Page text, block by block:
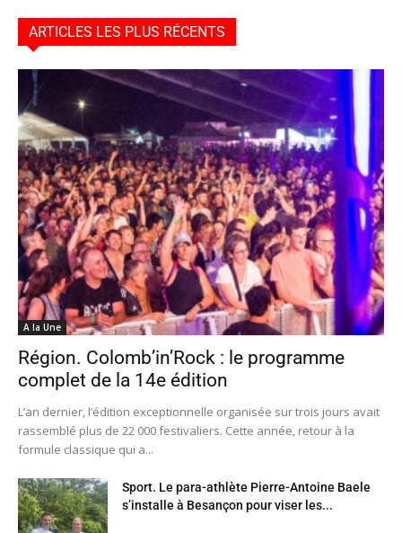
ARTICLES LES PLUS RÉCENTS
A la Une
Région. Colomb’in’Rock : le programme
complet de la 14e édition
L’an dernier, l’édition exceptionnelle organisée sur trois jours avait
rassemblé plus de 22 000 festivaliers. Cette année, retour à la
formule classique qui a...
Sport. Le para-athlète Pierre-Antoine Baele
s’installe à Besançon pour viser les...